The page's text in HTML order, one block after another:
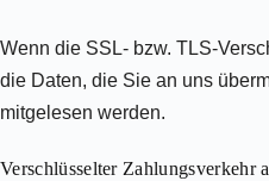
Wenn die SSL- bzw. TLS-
die Daten, die Sie an uns
mitgelesen werden.
Verschlüsselter Zahlungsverkehr